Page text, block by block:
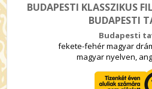
BUDAPESTI KLASSZIKUS
BUDAPESTI
Budapesti
fekete-fehér magyar
magyar nyelven,